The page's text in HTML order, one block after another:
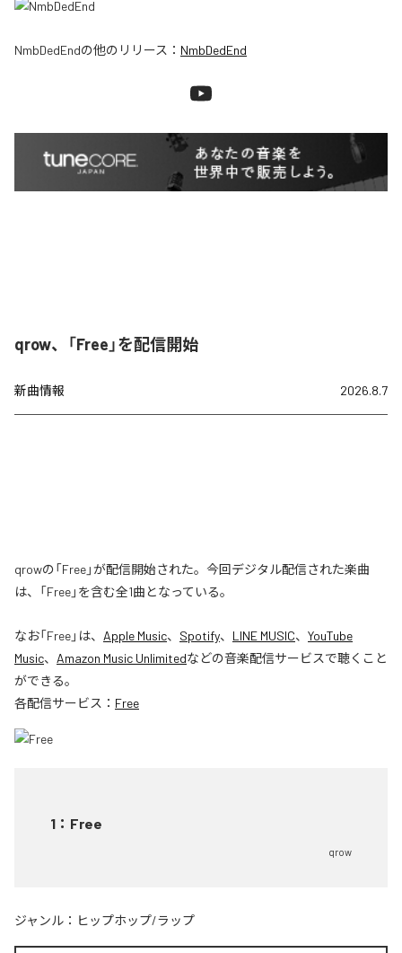
NmbDedEndの他のリリース： NmbDedEnd
qrow、「Free」を配信開始
新曲情報 2026.8.7
qrowの「Free」が配信開始された。今回デジタル配信された楽曲
は、「Free」を含む全1曲となっている。
なお「Free」は、 Apple Music、 Spotify、 LINE MUSIC、 YouTube
Music、 Amazon Music Unlimitedなどの音楽配信サービスで聴くこと
ができる。
各配信サービス： Free
1 ： Free
qrow
ジャンル： ヒップホップ/ラップ